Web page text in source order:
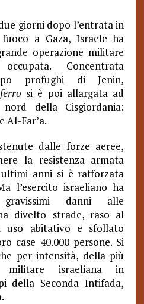
giorni dopo l’entrata in
a Gaza, Israele ha
operazione militare
Concentrata
profughi di Jenin,
si è poi allargata ad
della Cisgiordania:
Al-Far’a.
dalle forze aeree,
la resistenza armata
ultimi anni si è rafforzata
l’esercito israeliano ha
danni alle
divelto strade, raso al
abitativo e sfollato
case 40.000 persone. Si
per intensità, della più
militare israeliana in
della Seconda Intifada,